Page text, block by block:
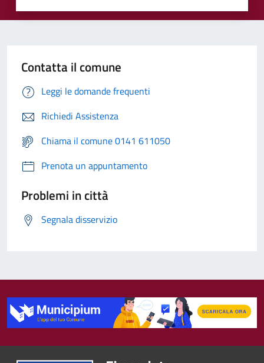
Contatta il comune
Leggi le domande frequenti
Richiedi Assistenza
Chiama il comune 0141 611050
Prenota un appuntamento
Problemi in città
Segnala disservizio